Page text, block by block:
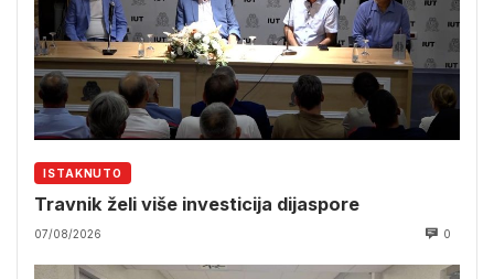
ISTAKNUTO
Travnik želi više investicija dijaspore
07/08/2026 0